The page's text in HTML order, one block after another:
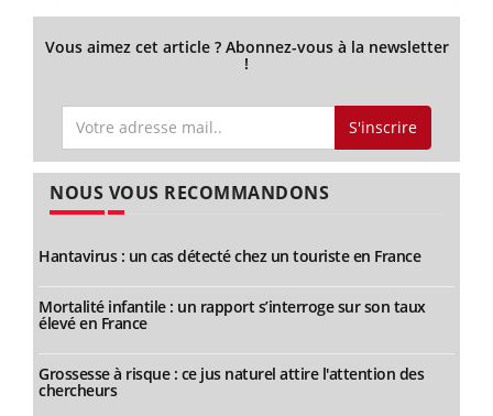
Vous aimez cet article ? Abonnez-vous à la newsletter
!
S'inscrire
NOUS VOUS RECOMMANDONS
Hantavirus : un cas détecté chez un touriste en France
Mortalité infantile : un rapport s’interroge sur son taux
élevé en France
Grossesse à risque : ce jus naturel attire l'attention des
chercheurs